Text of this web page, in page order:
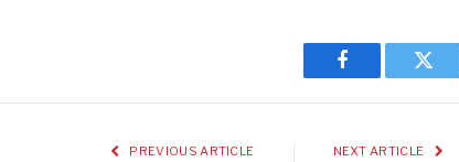
Facebook
PREVIOUS ARTICLE NEXT ARTICLE